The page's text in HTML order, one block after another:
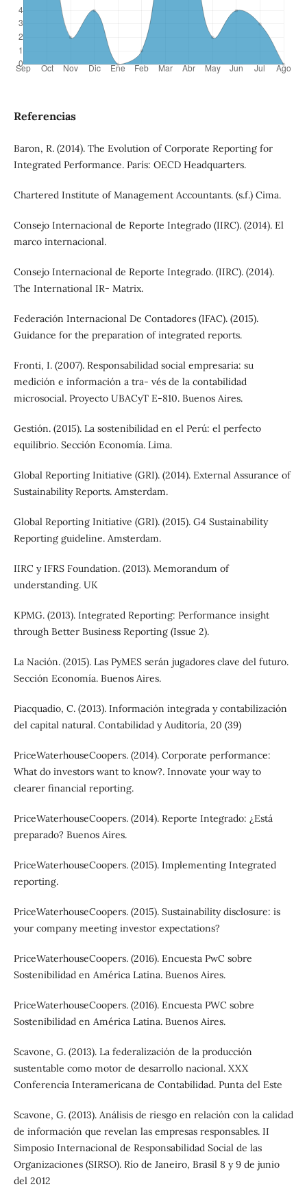
Referencias
Baron, R. (2014). The Evolution of Corporate Reporting for
Integrated Performance. París: OECD Headquarters.
Chartered Institute of Management Accountants. (s.f.) Cima.
Consejo Internacional de Reporte Integrado (IIRC). (2014). El
marco internacional.
Consejo Internacional de Reporte Integrado. (IIRC). (2014).
The International IR- Matrix.
Federación Internacional De Contadores (IFAC). (2015).
Guidance for the preparation of integrated reports.
Fronti, I. (2007). Responsabilidad social empresaria: su
medición e información a tra- vés de la contabilidad
microsocial. Proyecto UBACyT E-810. Buenos Aires.
Gestión. (2015). La sostenibilidad en el Perú: el perfecto
equilibrio. Sección Economía. Lima.
Global Reporting Initiative (GRI). (2014). External Assurance of
Sustainability Reports. Amsterdam.
Global Reporting Initiative (GRI). (2015). G4 Sustainability
Reporting guideline. Amsterdam.
IIRC y IFRS Foundation. (2013). Memorandum of
understanding. UK
KPMG. (2013). Integrated Reporting: Performance insight
through Better Business Reporting (Issue 2).
La Nación. (2015). Las PyMES serán jugadores clave del futuro.
Sección Economía. Buenos Aires.
Piacquadio, C. (2013). Información integrada y contabilización
del capital natural. Contabilidad y Auditoría, 20 (39)
PriceWaterhouseCoopers. (2014). Corporate performance:
What do investors want to know?. Innovate your way to
clearer financial reporting.
PriceWaterhouseCoopers. (2014). Reporte Integrado: ¿Está
preparado? Buenos Aires.
PriceWaterhouseCoopers. (2015). Implementing Integrated
reporting.
PriceWaterhouseCoopers. (2015). Sustainability disclosure: is
your company meeting investor expectations?
PriceWaterhouseCoopers. (2016). Encuesta PwC sobre
Sostenibilidad en América Latina. Buenos Aires.
PriceWaterhouseCoopers. (2016). Encuesta PWC sobre
Sostenibilidad en América Latina. Buenos Aires.
Scavone, G. (2013). La federalización de la producción
sustentable como motor de desarrollo nacional. XXX
Conferencia Interamericana de Contabilidad. Punta del Este
Scavone, G. (2013). Análisis de riesgo en relación con la calidad
de información que revelan las empresas responsables. II
Simposio Internacional de Responsabilidad Social de las
Organizaciones (SIRSO). Río de Janeiro, Brasil 8 y 9 de junio
del 2012